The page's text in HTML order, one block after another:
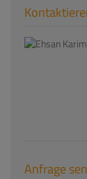
Anfrage